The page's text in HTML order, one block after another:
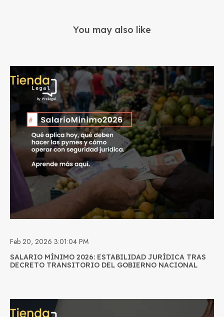
You may also like
Feb 20, 2026 3:01:04 PM
SALARIO MÍNIMO 2026: ESTABILIDAD JURÍDICA TRAS
DECRETO TRANSITORIO DEL GOBIERNO NACIONAL